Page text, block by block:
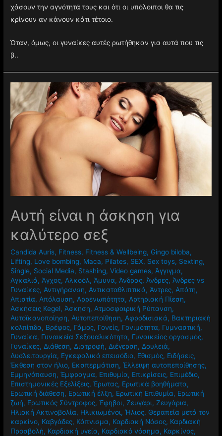
χάσουν την αγνότητά τους και ότι οι υπόλοιποι θα τις
κρίνουν αν κάνουν κάτι τέτοιο.
Όταν, όμως, οι γυναίκες αυτές ρωτήθηκαν για αυτά που τις
β..
Αυτή είναι η άσκηση για
καλύτερο σεξ
Candida Auris, Fitness, Fitness & Wellbeing, Gingo biloba,
Lifting, Love bombing, Maca, Pilates, SEX, Sex toys, Sexting,
Single, Social Media, Stashing,Video games, Άγγιγμα,
Αγκαλιά, Άγχος, Αλκοόλ, Άμυνα, Άνδρας, Άνδρες, Άνδρες vs
Γυναίκες, Αντιγήρανση, Αντικαταθλιπτικά, Άντρες, Απάτη,
Απιστία, Απόλαυση, Αρρενωπότητα, Αρτηριακή Πίεση,
Ασκήσεις Kegel, Άσκηση, Ατμοσφαιρική Ρύπανση,
Αυτοϊκανοποίηση, Αυτοπεποίθηση, Αφροδισιακά, Βακτηριακή
κολπίτιδα, Βρέφος, Γάμος, Γονείς, Γονιμότητα, Γυμναστική,
Γυναίκα, Γυναικεία Σεξουαλικότητα, Γυναικείος οργασμός,
Γυναίκες, Διάθεση, Διατροφή, Διέγερση, Δουλειά,
Δυσλειτουργία, Εγκεφαλικό επεισόδιο, Εθισμός, Ειδήσεις,
Έκθεση στον ήλιο, Εκσπερμάτιση,Έλλειψη αυτοπεποίθησης,
Εμμηνόπαυση,Έμφραγμα, Επιθυμία, Επικρίσεις, Επιμέδιο,
Επιστημονικές Εξελίξεις,Έρωτας, Ερωτικά βοηθήματα,
Ερωτική διάθεση, Ερωτική έλξη, Ερωτική Επιθυμία, Ερωτική
ζωή, Ερωτικός Σύντροφος,Έφηβοι,Ζευγάρι,Ζευγάρια,
Ηλιακή Ακτινοβολία, Ηλικιωμένοι, Ήλιος, Θεραπεία μετά τον
καρκίνο, Καβγάδες, Κάπνισμα, Καρδιακή Νόσος, Καρδιακή
Προσβολή, Καρδιακή υγεία, Καρδιακό νόσημα, Καρκίνος,